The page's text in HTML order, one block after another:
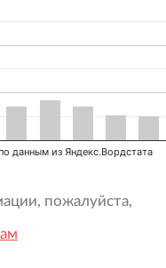
данным из Яндекс.Вордстата
пожалуйста,